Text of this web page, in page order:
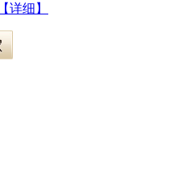
【详细】